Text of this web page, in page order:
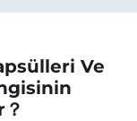
Ve